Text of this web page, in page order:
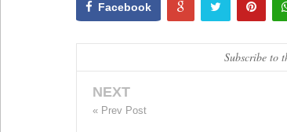
Facebook
Subscribe to
NEXT
« Prev Post